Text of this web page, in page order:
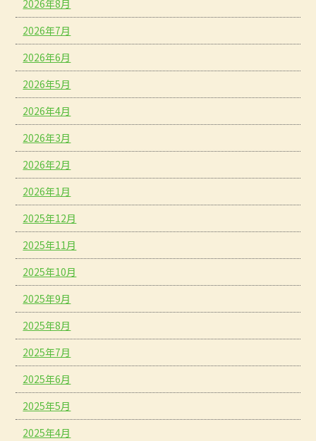
2026年8月
2026年7月
2026年6月
2026年5月
2026年4月
2026年3月
2026年2月
2026年1月
2025年12月
2025年11月
2025年10月
2025年9月
2025年8月
2025年7月
2025年6月
2025年5月
2025年4月